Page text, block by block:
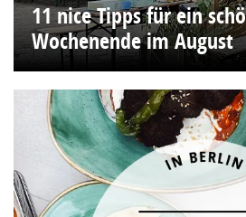
11 nice Tipps für ein
Wochenende im August